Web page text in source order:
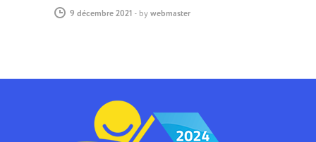
9 décembre 2021 - by webmaster